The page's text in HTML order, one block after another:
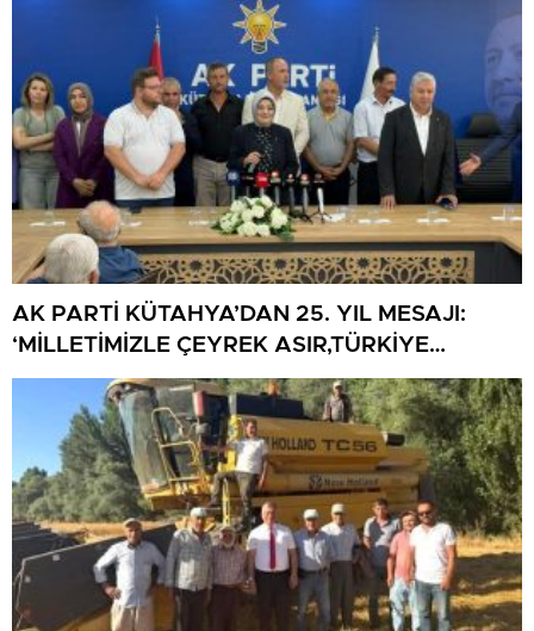
AK PARTİ KÜTAHYA’DAN 25. YIL MESAJI:
‘MİLLETİMİZLE ÇEYREK ASIR,TÜRKİYE
GELECEĞE HAZIR’